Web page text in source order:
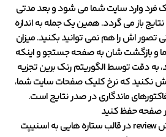
یک فرد وارد سایت شما می شود و بعد مدتی
باز می گردد. همین یک جمله به اندازه
تصور اش را هم نمی توانید بکنید. میزان
و بازگشت شان به صفحه جستجو و اینکه
به دقت توسط الگوریتم رنک برین تجزیه
نکنید که نرخ کلیک صفحات سایت شما،
ماندگاری در صدر نتایج است.
صفحه حفظ کنید
همانطور که می دانید، نمایش review در قالب ستاره هایی به اسنیپت